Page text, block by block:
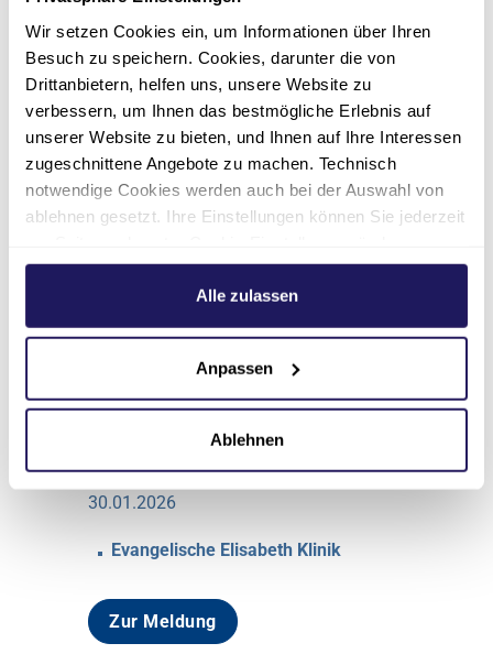
Wir setzen Cookies ein, um Informationen über Ihren
Besuch zu speichern. Cookies, darunter die von
Drittanbietern, helfen uns, unsere Website zu
verbessern, um Ihnen das bestmögliche Erlebnis auf
unserer Website zu bieten, und Ihnen auf Ihre Interessen
zugeschnittene Angebote zu machen. Technisch
notwendige Cookies werden auch bei der Auswahl von
ablehnen gesetzt. Ihre Einstellungen können Sie jederzeit
Weitere Informationen hierzu finden Sie in unserer
.
Alle zulassen
Anpassen
Ablehnen
Zur Meldung
Erneut hohe
Beanspruchung der
Notaufnahmen in den…
30.01.2026
Evangelische Elisabeth Klinik
Zur Meldung